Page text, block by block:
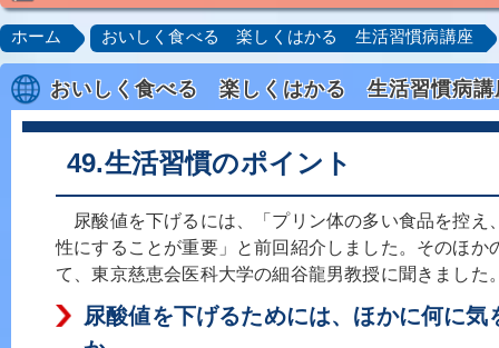
高血圧 脂質異常症（高脂血症） 糖尿病
肥満症／メタボリックシンドローム
動脈硬化
心
脂肪肝／NAFLD／NASH
アルコール肝疾患
ロコモティブシンドローム／サルコペニア／フレイル
ホーム おいしく食べる 楽しくはかる 生活習慣病講座
おいしく食べる 楽しくはかる 生活習慣病講
49.生活習慣のポイント
尿酸値を下げるには、「プリン体の多い食品を控え
性にすることが重要」と前回紹介しました。そのほか
て、東京慈恵会医科大学の細谷龍男教授に聞きました
尿酸値を下げるためには、ほかに何に気